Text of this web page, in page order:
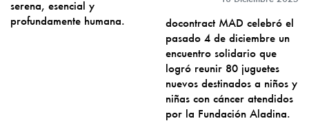
serena, esencial y
profundamente humana.
docontract MAD celebró el
pasado 4 de diciembre un
encuentro solidario que
logró reunir 80 juguetes
nuevos destinados a niños y
niñas con cáncer atendidos
por la Fundación Aladina.